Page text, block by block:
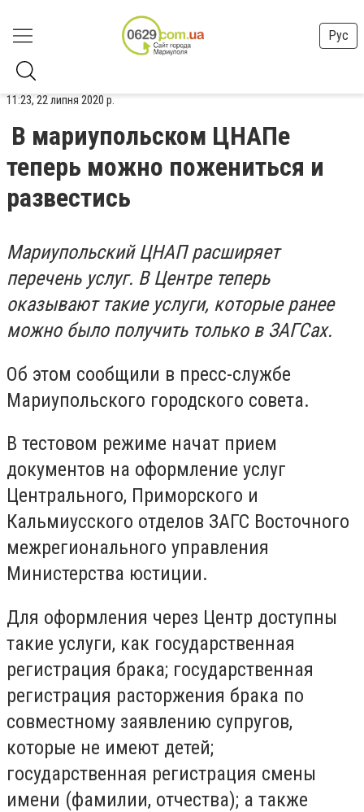
Рус
11:23, 22 липня 2020 р.
В мариупольском ЦНАПе
теперь можно пожениться и
развестись
Мариупольский ЦНАП расширяет
перечень услуг. В Центре теперь
оказывают такие услуги, которые ранее
можно было получить только в ЗАГСах.
Об этом сообщили в пресс-службе
Мариупольского городского совета.
В тестовом режиме начат прием
документов на оформление услуг
Центрального, Приморского и
Кальмиусского отделов ЗАГС Восточного
межрегионального управления
Министерства юстиции.
Для оформления через Центр доступны
такие услуги, как государственная
регистрация брака; государственная
регистрация расторжения брака по
совместному заявлению супругов,
которые не имеют детей;
государственная регистрация смены
имени (фамилии, отчества); а также